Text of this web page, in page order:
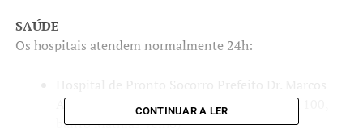
SAÚDE
Os hospitais atendem normalmente 24h:
Antônio Ronchetti – HPSC (Rua Caçapava, 100,
bairro Mathias Velho)
CONTINUAR A LER